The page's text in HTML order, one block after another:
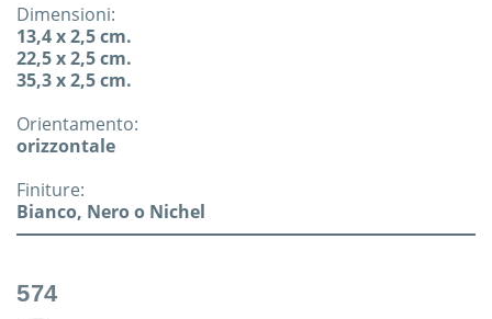
Dimensioni:
13,4 x 2,5 cm.
22,5 x 2,5 cm.
35,3 x 2,5 cm.
Orientamento:
orizzontale
Finiture:
Bianco, Nero o Nichel
574